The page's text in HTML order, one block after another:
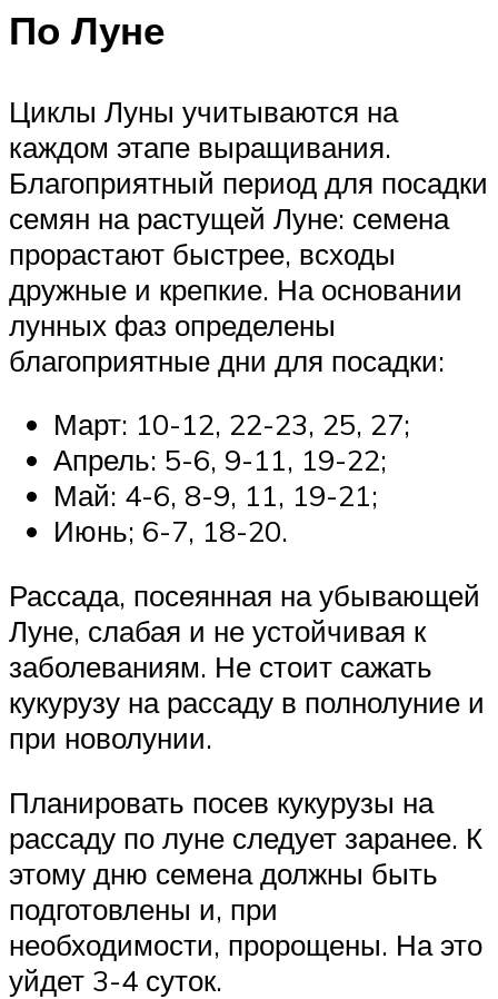
По Луне
Циклы Луны учитываются на
каждом этапе выращивания.
Благоприятный период для посадки
семян на растущей Луне: семена
прорастают быстрее, всходы
дружные и крепкие. На основании
лунных фаз определены
благоприятные дни для посадки:
Март: 10-12, 22-23, 25, 27;
Апрель: 5-6, 9-11, 19-22;
Май: 4-6, 8-9, 11, 19-21;
Июнь; 6-7, 18-20.
Рассада, посеянная на убывающей
Луне, слабая и не устойчивая к
заболеваниям. Не стоит сажать
кукурузу на рассаду в полнолуние и
при новолунии.
Планировать посев кукурузы на
рассаду по луне следует заранее. К
этому дню семена должны быть
подготовлены и, при
необходимости, пророщены. На это
уйдет 3-4 суток.